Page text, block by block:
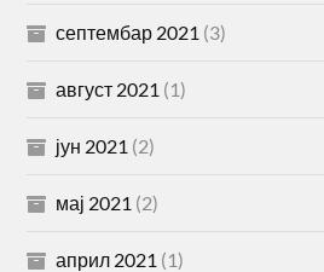
септембар 2021 (3)
август 2021 (1)
јун 2021 (2)
мај 2021 (2)
април 2021 (1)